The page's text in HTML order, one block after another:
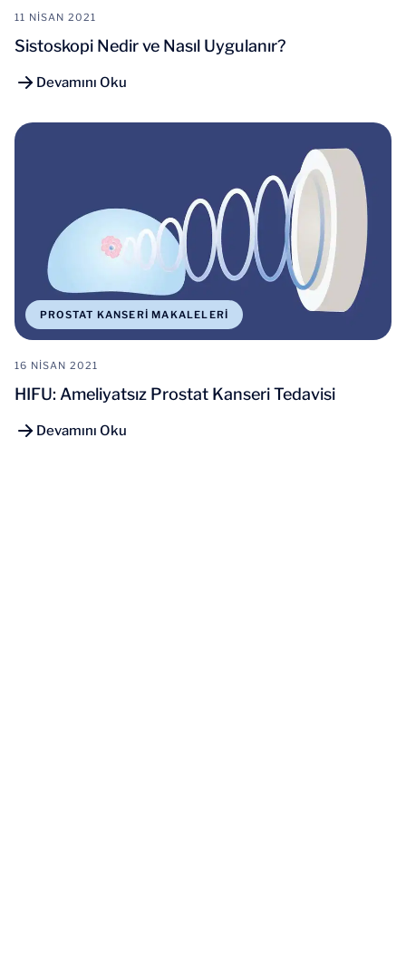
11 NISAN 2021
Sistoskopi Nedir ve Nasıl Uygulanır?
Devamını Oku
PROSTAT KANSERI MAKALELERI
16 NISAN 2021
HIFU: Ameliyatsız Prostat Kanseri Tedavisi
Devamını Oku